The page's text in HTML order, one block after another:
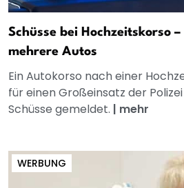
Schüsse bei Hochzeitskorso
mehrere Autos
Ein Autokorso nach einer
für einen Großeinsatz der
Schüsse gemeldet. | mehr
WERBUNG